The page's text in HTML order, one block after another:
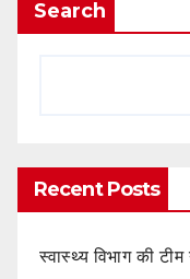
Search
Recent Posts
स्वास्थ्य विभाग की